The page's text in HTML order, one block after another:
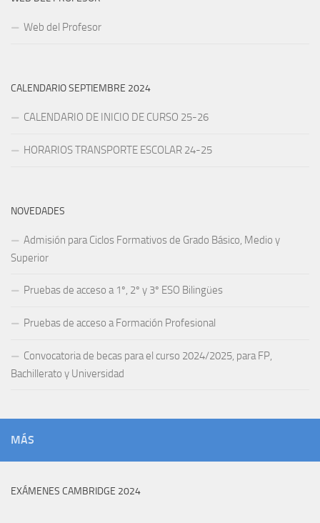
Web del Profesor
CALENDARIO SEPTIEMBRE 2024
CALENDARIO DE INICIO DE CURSO 25-26
HORARIOS TRANSPORTE ESCOLAR 24-25
NOVEDADES
Admisión para Ciclos Formativos de Grado Básico, Medio y
Superior
Pruebas de acceso a 1º, 2º y 3º ESO Bilingües
Pruebas de acceso a Formación Profesional
Convocatoria de becas para el curso 2024/2025, para FP,
Bachillerato y Universidad
MÁS
EXÁMENES CAMBRIDGE 2024